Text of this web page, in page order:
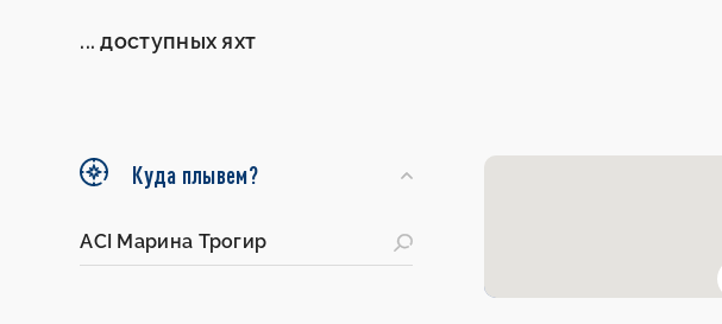
... доступных яхт
Куда плывем?